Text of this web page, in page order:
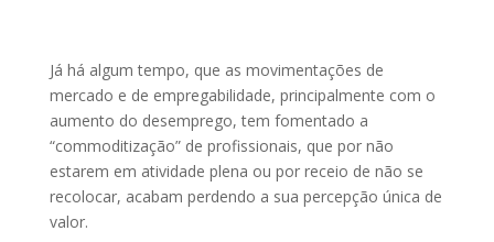
Já há algum tempo, que as movimentações de
mercado e de empregabilidade, principalmente com o
aumento do desemprego, tem fomentado a
“commoditização” de profissionais, que por não
estarem em atividade plena ou por receio de não se
recolocar, acabam perdendo a sua percepção única de
valor.